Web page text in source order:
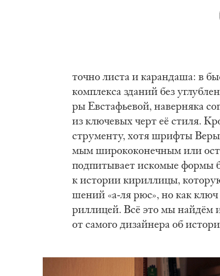
точ­но ли­ста и ка­ран­да­ша: в
ком­плек­са зда­ний без
ры Ев­стафье­вой, на­вер­ня­ка
из клю­че­вых черт её сти­ля.
стру­мен­ту, хо­тя шриф­ты
мым ши­ро­ко­ко­неч­ным или
под­пи­ты­ва­ет ис­ко­мые фор­мы
к ис­то­рии ки­рил­ли­цы,
ше­ний «а-ля рюс», но как ключ
рил­ли­цей. Всё это мы
от са­мо­го ди­зай­не­ра об